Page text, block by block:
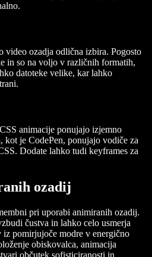
video ozadja odlična izbira. Pogosto
in so na voljo v različnih formatih,
datoteke velike, kar lahko
animacije ponujajo izjemno
kot je CodePen, ponujajo vodiče za
Dodate lahko tudi keyframes za
ozadij
pri uporabi animiranih ozadij.
čustva in lahko celo usmerja
pomirjujoče modre v energično
obiskovalca, animacija